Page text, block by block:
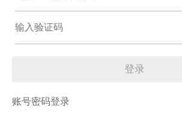
登录
账号密码登录